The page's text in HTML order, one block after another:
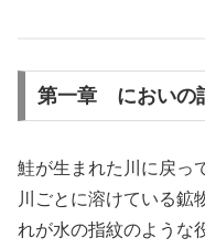
第一章 においの
鮭が生まれた川に戻っ
川ごとに溶けている鉱
れが水の指紋のような